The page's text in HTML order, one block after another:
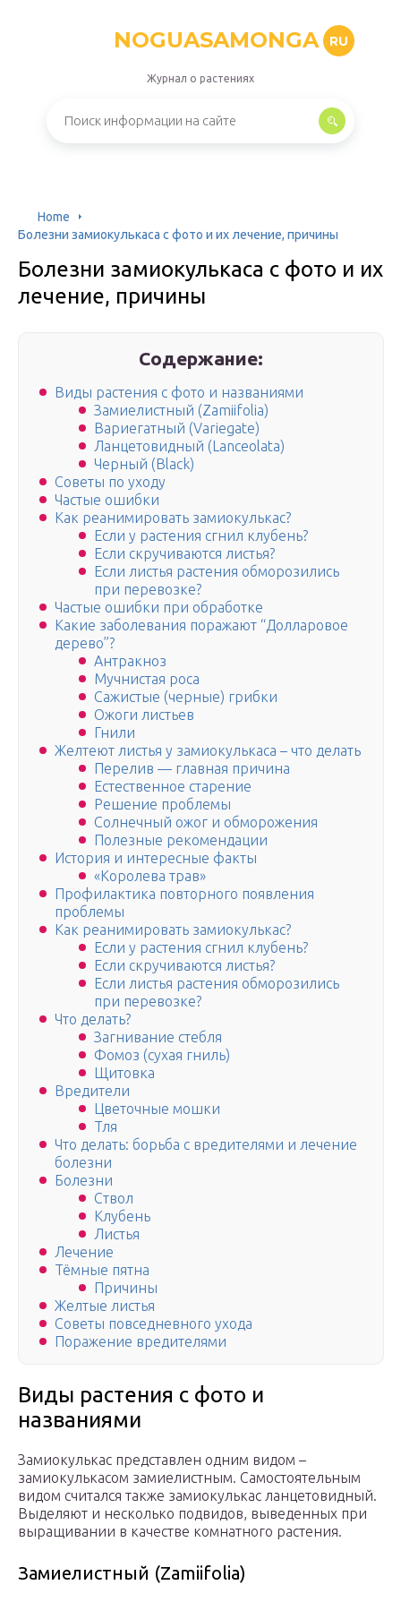
NOGUASAMONGA RU
Журнал о растениях
Home
Болезни замиокулькаса с фото и их лечение, причины
Болезни замиокулькаса с фото и их
лечение, причины
Содержание:
Виды растения с фото и названиями
Замиелистный (Zamiifolia)
Вариегатный (Variegate)
Ланцетовидный (Lanceolata)
Черный (Black)
Советы по уходу
Частые ошибки
Как реанимировать замиокулькас?
Если у растения сгнил клубень?
Если скручиваются листья?
Если листья растения обморозились
при перевозке?
Частые ошибки при обработке
Какие заболевания поражают “Долларовое
дерево”?
Антракноз
Мучнистая роса
Сажистые (черные) грибки
Ожоги листьев
Гнили
Желтеют листья у замиокулькаса – что делать
Перелив — главная причина
Естественное старение
Решение проблемы
Солнечный ожог и обморожения
Полезные рекомендации
История и интересные факты
«Королева трав»
Профилактика повторного появления
проблемы
Как реанимировать замиокулькас?
Если у растения сгнил клубень?
Если скручиваются листья?
Если листья растения обморозились
при перевозке?
Что делать?
Загнивание стебля
Фомоз (сухая гниль)
Щитовка
Вредители
Цветочные мошки
Тля
Что делать: борьба с вредителями и лечение
болезни
Болезни
Ствол
Клубень
Листья
Лечение
Тёмные пятна
Причины
Желтые листья
Советы повседневного ухода
Поражение вредителями
Виды растения с фото и
названиями
Замиокулькас представлен одним видом –
замиокулькасом замиелистным. Самостоятельным
видом считался также замиокулькас ланцетовидный.
Выделяют и несколько подвидов, выведенных при
выращивании в качестве комнатного растения.
Замиелистный (Zamiifolia)